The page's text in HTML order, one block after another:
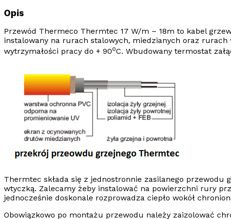
Opis
Przewód Thermeco Thermtec 17 W/m – 18m to kabel
instalowany na rurach stalowych, miedzianych oraz
wytrzymałości pracy do + 90oC. Wbudowany termostat
Thermtec składa się z jednostronnie zasilanego przewodu
wtyczką. Zalecamy żeby instalować na powierzchni rury
jednocześnie doskonale rozprowadza ciepło wokół
Obowiązkowo po montażu przewodu należy zaizolować